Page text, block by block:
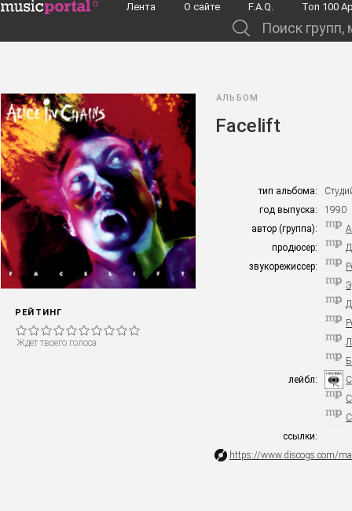
Перейти к основному содержанию
Лента О сайте F.A.Q. Toп 100
РЕЙТИНГ
Ждёт твоего голоса
АЛЬБОМ
Facelift
тип альбома:
год выпуска:
1990
автор (группа):
продюсер:
звукорежиссер:
лейбл:
ссылки:
https://www.discogs.com/